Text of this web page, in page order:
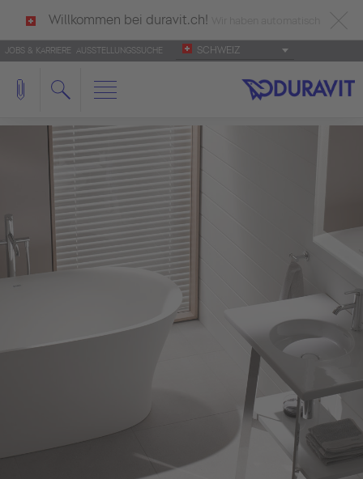
Willkommen bei duravit.ch!
deutsch als Ihre Sprache erkannt.
Français Italiano
JOBS & KARRIERE AUSSTELLUNGSSUCHE SCHWEIZ